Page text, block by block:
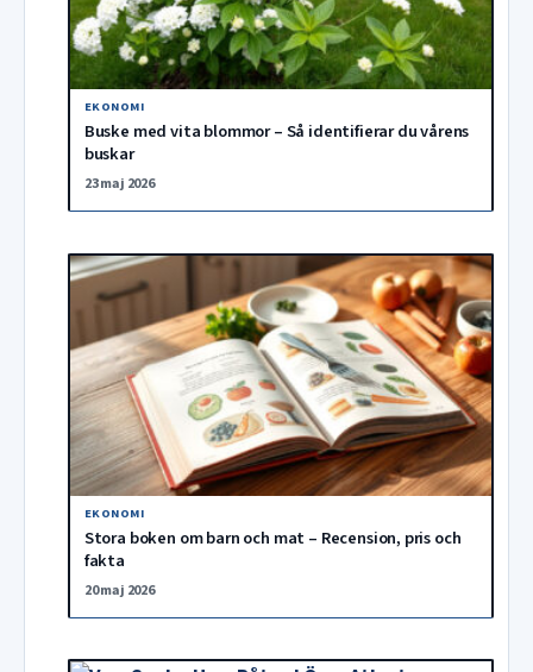
EKONOMI
Buske med vita blommor – Så identifierar du vårens
buskar
23 maj 2026
EKONOMI
Stora boken om barn och mat – Recension, pris och
fakta
20 maj 2026